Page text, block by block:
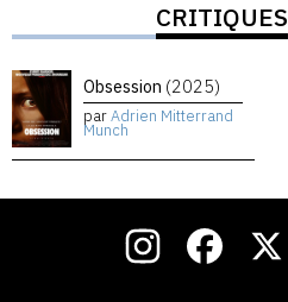
CRITIQUES
Obsession (2025)
parAdrien Mitterrand
Munch